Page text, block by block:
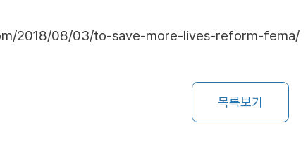
2018/08/03/to-save-more-lives-reform-fema/
목록보기